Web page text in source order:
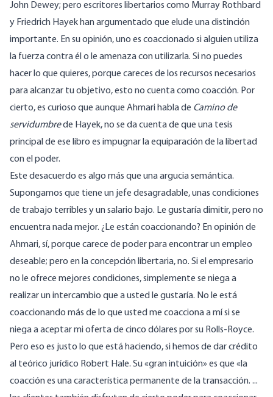
John Dewey; pero escritores libertarios como Murray Rothbard
y Friedrich Hayek han argumentado que elude una distinción
importante. En su opinión, uno es coaccionado si alguien utiliza
la fuerza contra él o le amenaza con utilizarla. Si no puedes
hacer lo que quieres, porque careces de los recursos necesarios
para alcanzar tu objetivo, esto no cuenta como coacción. Por
cierto, es curioso que aunque Ahmari habla de Camino de
servidumbrede Hayek, no se da cuenta de que una tesis
principal de ese libro es impugnar la equiparación de la libertad
con el poder.
Este desacuerdo es algo más que una argucia semántica.
Supongamos que tiene un jefe desagradable, unas condiciones
de trabajo terribles y un salario bajo. Le gustaría dimitir, pero no
encuentra nada mejor. ¿Le están coaccionando? En opinión de
Ahmari, sí, porque carece de poder para encontrar un empleo
deseable; pero en la concepción libertaria, no. Si el empresario
no le ofrece mejores condiciones, simplemente se niega a
realizar un intercambio que a usted le gustaría. No le está
coaccionando más de lo que usted me coacciona a mí si se
niega a aceptar mi oferta de cinco dólares por su Rolls-Royce.
Pero eso es justo lo que está haciendo, si hemos de dar crédito
al teórico jurídico Robert Hale. Su «gran intuición» es que «la
coacción es una característica permanente de la transacción. ...